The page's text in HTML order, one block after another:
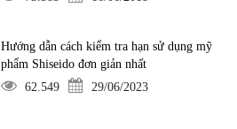
Hướng dẫn cách kiểm tra hạn sử dụng mỹ
phẩm Shiseido đơn giản nhất
62.549
29/06/2023